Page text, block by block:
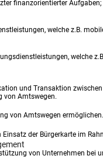
finanzorientierter Aufgaben;
welche z.B.
welche
und Transaktion
von Amtswegen.
von Amtswegen ermöglichen.
der Bürgerkarte im
von Unternehmen bei